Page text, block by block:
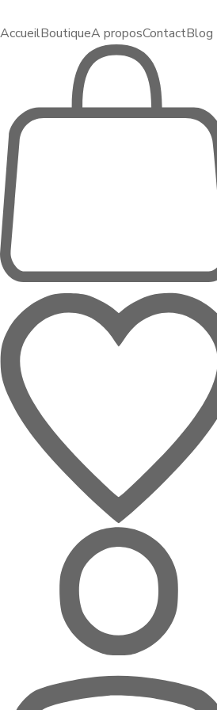
AccueilBoutiqueA proposContactBlog